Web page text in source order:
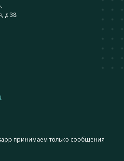
д.38
принимаем только сообщения